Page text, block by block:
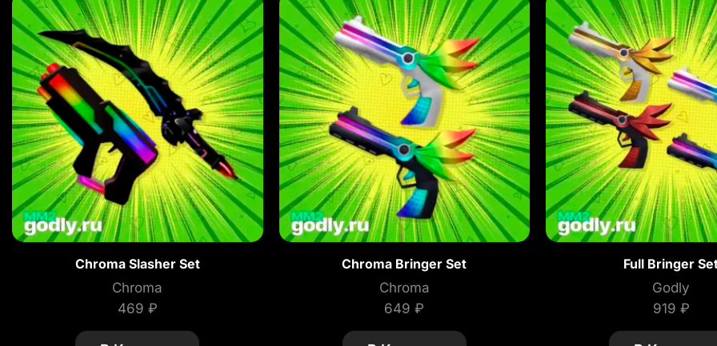
Chroma Slasher Set
Chroma
469 ₽
Chroma Bringer Set
Chroma
649₽
Full Bringer
Godly
919 ₽